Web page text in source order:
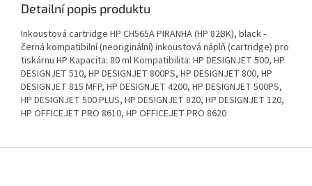
Detailní popis produktu
Inkoustová cartridge HP CH565A PIRANHA (HP 82BK), black -
černá kompatibilní (neoriginální) inkoustová náplň (cartridge) pro
tiskárnu HP Kapacita: 80 ml Kompatibilita: HP DESIGNJET 500, HP
DESIGNJET 510, HP DESIGNJET 800PS, HP DESIGNJET 800, HP
DESIGNJET 815 MFP, HP DESIGNJET 4200, HP DESIGNJET 500PS,
HP DESIGNJET 500 PLUS, HP DESIGNJET 820, HP DESIGNJET 120,
HP OFFICEJET PRO 8610, HP OFFICEJET PRO 8620